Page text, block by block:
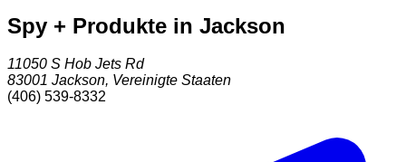
Spy + Produkte in Jackson
11050 S Hob Jets Rd
83001 Jackson, Vereinigte Staaten
(406) 539-8332